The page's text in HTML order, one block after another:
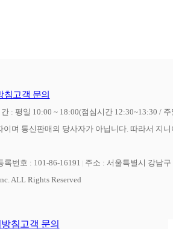
침고객 문의
: 평일 10:00 ~ 18:00(점심시간 12:30~13:30 /
며 통신판매의 당사자가 아닙니다. 따라서 지
록번호 : 101-86-16191
주소 : 서울특별시 강남
ALL Rights Reserved
침고객 문의